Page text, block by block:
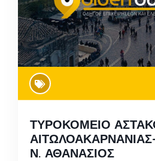
ΤΥΡΟΚΟΜΕΙΟ
Ν. ΑΘΑΝΑΣΙΟΣ